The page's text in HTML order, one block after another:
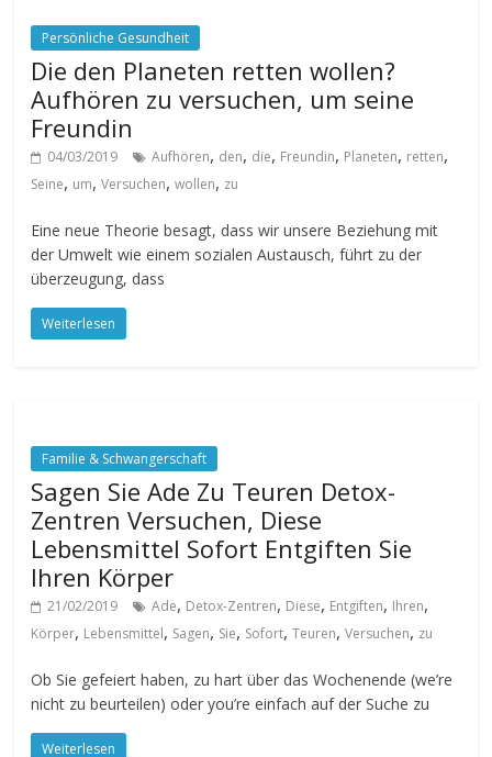
Persönliche Gesundheit
Die den Planeten retten wollen?
Aufhören zu versuchen, um seine
Freundin
04/03/2019 Aufhören, den, die, Freundin, Planeten, retten,
Seine, um,Versuchen,wollen, zu
Eine neue Theorie besagt, dass wir unsere Beziehung mit
der Umwelt wie einem sozialen Austausch, führt zu der
überzeugung, dass
Weiterlesen
Familie & Schwangerschaft
Sagen Sie Ade Zu Teuren Detox-
Zentren Versuchen, Diese
Lebensmittel Sofort Entgiften Sie
Ihren Körper
21/02/2019 Ade, Detox-Zentren, Diese, Entgiften, Ihren,
Körper, Lebensmittel, Sagen, Sie, Sofort,Teuren,Versuchen, zu
Ob Sie gefeiert haben, zu hart über das Wochenende (we’re
nicht zu beurteilen) oder you’re einfach auf der Suche zu
Weiterlesen